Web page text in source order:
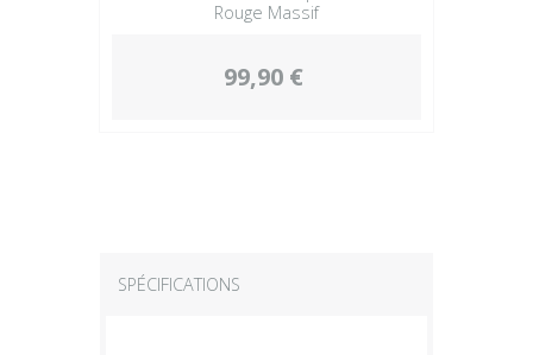
Rouge Massif
99,90 €
SPÉCIFICATIONS